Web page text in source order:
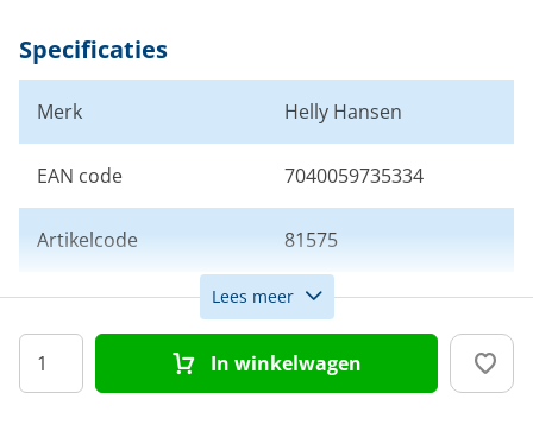
Specificaties
Merk Helly Hansen
EAN code 7040059735334
Artikelcode 81575
Maat S
Kleur Oranje
Lees meer
In winkelwagen